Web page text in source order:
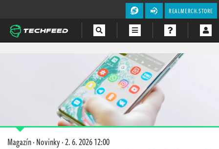
REALMERCH.STORE
Magazín·Novinky·2. 6. 2026 12:00